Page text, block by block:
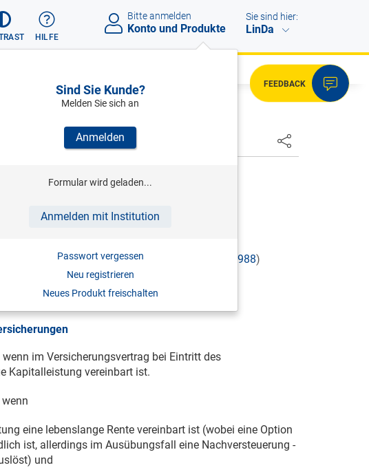
HILFE
Bitte anmelden
Konto und Produkte
Sind Sie Kunde?
Melden Sie sich an
Anmelden
Formular wird geladen...
Anmelden mit Institution
Passwort vergessen
Neu registrieren
Neues Produkt freischalten
Sie sind hier:
LinDa
FEEDBACK
NÄCHSTER
LStR 2002, 07 2501/4-IV/7/01
1988
(§ 18 ABS. 1 Z 1A UND Z 2 ESTG 1988)
im Versicherungsvertrag bei Eintritt des
Kapitalleistung vereinbart ist.
eine lebenslange Rente vereinbart ist (wobei eine Option
ist, allerdings im Ausübungsfall eine Nachversteuerung -
und